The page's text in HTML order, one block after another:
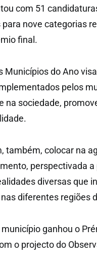
com 51
nove categorias
final.
Municípios do Ano
pelos
na sociedade,
também, colocar na
perspectivada
diversas que
diferentes regiões
município ganhou o
o projecto do